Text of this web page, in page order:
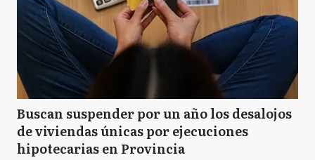
Buscan suspender por un año los desalojos
de viviendas únicas por ejecuciones
hipotecarias en Provincia